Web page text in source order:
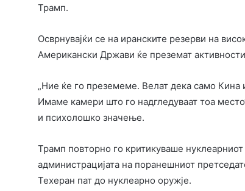
Трамп.
Осврнувајќи се на иранските резерви на
Американски Држави ќе преземат
„Ние ќе го преземеме. Велат дека само Кина
Имаме камери што го надгледуваат тоа
и психолошко значење.
Трамп повторно го критикуваше
администрацијата на поранешниот
Техеран пат до нуклеарно оружје.